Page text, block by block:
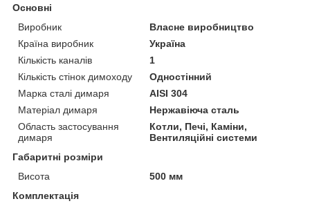
Основні
Виробник
Власне виробництво
Країна виробник
Україна
Кількість каналів
1
Кількість стінок димоходу
Одностінний
Марка сталі димаря
AISI 304
Матеріал димаря
Нержавіюча сталь
Область застосування
димаря
Котли, Печі, Каміни,
Вентиляційні системи
Габаритні розміри
Висота
500 мм
Комплектація